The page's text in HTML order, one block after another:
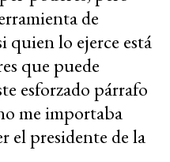
de
quien lo ejerce está
que puede
esforzado párrafo
me importaba
el presidente de la